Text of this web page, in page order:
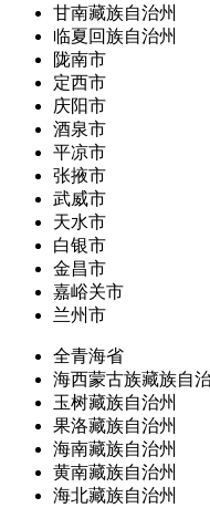
甘南藏族自治州
临夏回族自治州
陇南市
定西市
庆阳市
酒泉市
平凉市
张掖市
武威市
天水市
白银市
金昌市
嘉峪关市
兰州市
全青海省
海西蒙古族藏族自
玉树藏族自治州
果洛藏族自治州
海南藏族自治州
黄南藏族自治州
海北藏族自治州